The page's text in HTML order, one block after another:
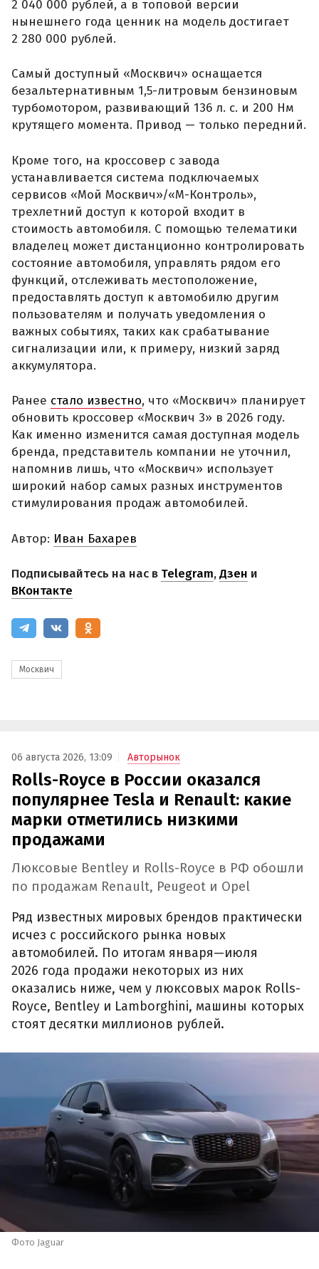
2 040 000 рублей, а в топовой версии
нынешнего года ценник на модель достигает
2 280 000 рублей.
Самый доступный «Москвич» оснащается
безальтернативным 1,5-литровым бензиновым
турбомотором, развивающий 136 л. с. и 200 Нм
крутящего момента. Привод — только передний.
Кроме того, на кроссовер с завода
устанавливается система подключаемых
сервисов «Мой Москвич»/«М-Контроль»,
трехлетний доступ к которой входит в
стоимость автомобиля. С помощью телематики
владелец может дистанционно контролировать
состояние автомобиля, управлять рядом его
функций, отслеживать местоположение,
предоставлять доступ к автомобилю другим
пользователям и получать уведомления о
важных событиях, таких как срабатывание
сигнализации или, к примеру, низкий заряд
аккумулятора.
Ранее стало известно, что «Москвич» планирует
обновить кроссовер «Москвич 3» в 2026 году.
Как именно изменится самая доступная модель
бренда, представитель компании не уточнил,
напомнив лишь, что «Москвич» использует
широкий набор самых разных инструментов
стимулирования продаж автомобилей.
Автор: Иван Бахарев
Подписывайтесь на нас в Telegram,Дзен и
ВКонтакте
Москвич
06 августа 2026, 13:09 Авторынок
Rolls-Royce в России оказался
популярнее Tesla и Renault: какие
марки отметились низкими
продажами
Люксовые Bentley и Rolls-Royce в РФ обошли
по продажам Renault, Peugeot и Opel
Ряд известных мировых брендов практически
исчез с российского рынка новых
автомобилей. По итогам января—июля
2026 года продажи некоторых из них
оказались ниже, чем у люксовых марок Rolls-
Royce, Bentley и Lamborghini, машины которых
стоят десятки миллионов рублей.
Фото Jaguar